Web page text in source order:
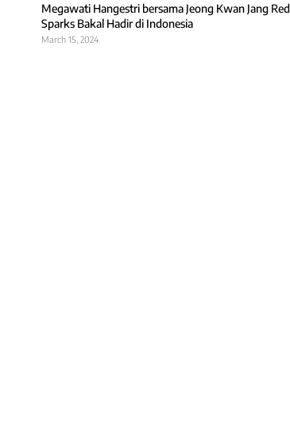
Megawati Hangestri bersama Jeong Kwan Jang Red
Sparks Bakal Hadir di Indonesia
March 15, 2024